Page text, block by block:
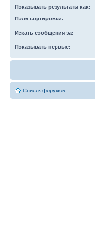
Показывать результаты как:
Поле сортировки:
Искать сообщения за:
Показывать первые:
Список форумов